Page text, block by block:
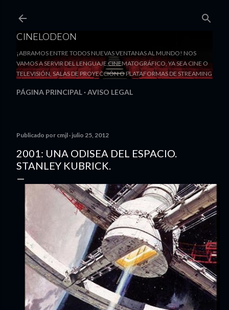
CINELODEON
¡ABRAMOS ENTRE TODOS NUEVAS VENTANAS AL MUNDO! NOS
VAMOS A SERVIR DEL LENGUAJE CINEMATOGRÁFICO, YA SEA CINE O
TELEVISIÓN, SALAS DE PROYECCIÓN O PLATAFORMAS DE STREAMING
PÁGINA PRINCIPAL AVISO LEGAL
Publicado por cmjl julio 25, 2012
2001: UNA ODISEA DEL ESPACIO.
STANLEY KUBRICK.